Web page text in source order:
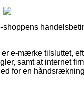
e-mærke tilsluttet,
samt at internet
for en